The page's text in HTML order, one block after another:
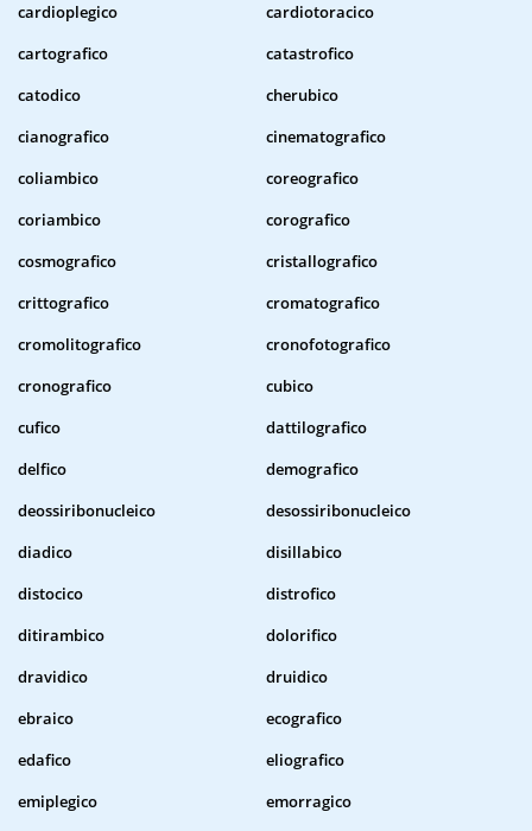
cardioplegico
cardiotoracico
cartografico
catastrofico
catodico
cherubico
cianografico
cinematografico
coliambico
coreografico
coriambico
corografico
cosmografico
cristallografico
crittografico
cromatografico
cromolitografico
cronofotografico
cronografico
cubico
cufico
dattilografico
delfico
demografico
deossiribonucleico
desossiribonucleico
diadico
disillabico
distocico
distrofico
ditirambico
dolorifico
dravidico
druidico
ebraico
ecografico
edafico
eliografico
emiplegico
emorragico